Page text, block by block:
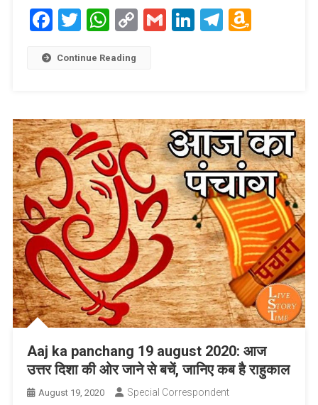
Facebook
Twitter
WhatsApp
CopyGmailLinkedIn
Telegram
Continue Reading
Aaj ka panchang 19 august 2020: आज
उत्तर दिशा की ओर जाने से बचें, जानिए कब है राहुकाल
August 19, 2020 Special Correspondent